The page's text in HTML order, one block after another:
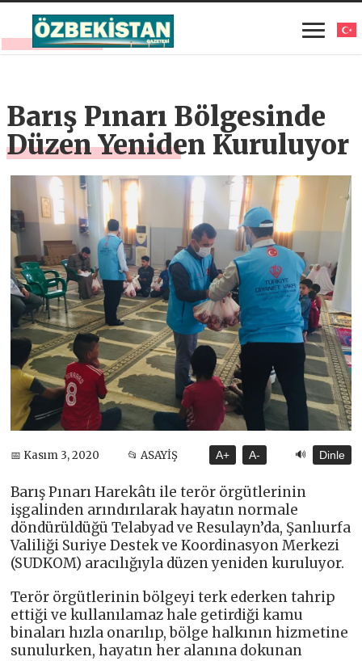
Barış Pınarı Bölgesinde
Düzen Yeniden Kuruluyor
📅 Kasım 3, 2020 📂 ASAYİŞ A+ A- 🔊 Dinle
Barış Pınarı Harekâtı ile terör örgütlerinin
işgalinden arındırılarak hayatın normale
döndürüldüğü Telabyad ve Resulayn’da, Şanlıurfa
Valiliği Suriye Destek ve Koordinasyon Merkezi
(SUDKOM) aracılığıyla düzen yeniden kuruluyor.
Terör örgütlerinin bölgeyi terk ederken tahrip
ettiği ve kullanılamaz hale getirdiği kamu
binaları hızla onarılıp, bölge halkının hizmetine
sunulurken, hayatın her alanına dokunan